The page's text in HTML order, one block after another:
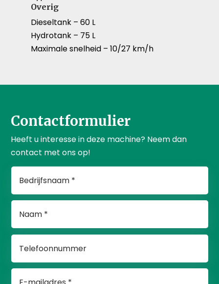
Overig
Dieseltank – 60 L
Hydrotank – 75 L
Maximale snelheid – 10/27 km/h
Contactformulier
Heeft u interesse in deze machine? Neem dan
contact met ons op!